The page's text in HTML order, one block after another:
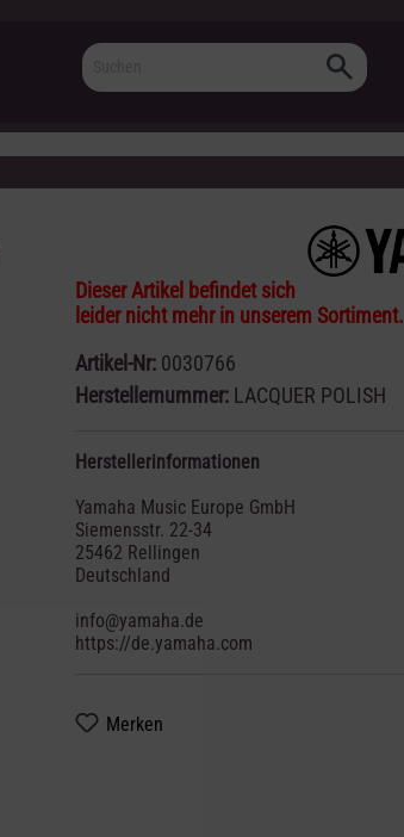
Dieser Artikel befindet sich
leider nicht mehr in unserem Sortiment.
Artikel-Nr: 0030766
Herstellernummer: LACQUER POLISH
Herstellerinformationen
Yamaha Music Europe GmbH
Siemensstr. 22-34
25462 Rellingen
Deutschland
info@yamaha.de
https://de.yamaha.com
Merken